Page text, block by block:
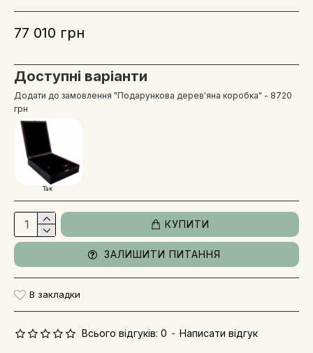
Всього відгуків: 0 - Написати відгук
77 010 грн
Доступні варіанти
Додати до замовлення "Подарункова дерев'яна коробка" - 8720
грн
Так
КУПИТИ
ЗАЛИШИТИ ПИТАННЯ
В закладки